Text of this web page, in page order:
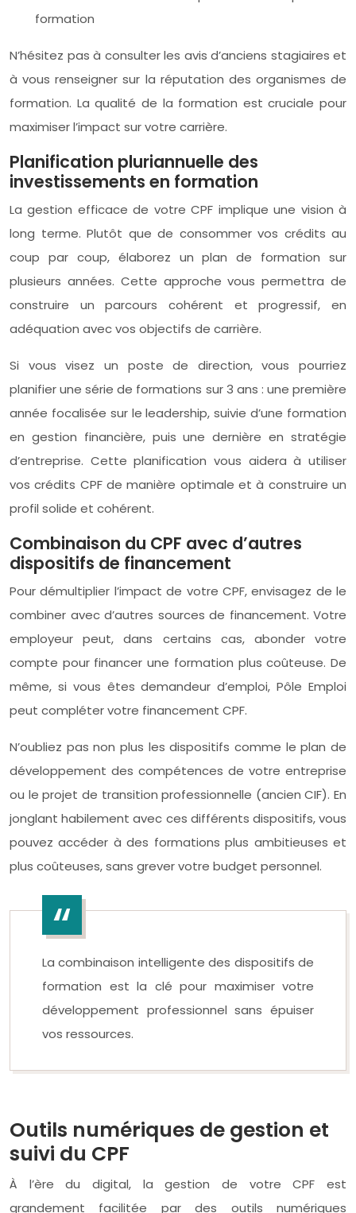
formation
N’hésitez pas à consulter les avis d’anciens stagiaires et
à vous renseigner sur la réputation des organismes de
formation. La qualité de la formation est cruciale pour
maximiser l’impact sur votre carrière.
Planification pluriannuelle des
investissements en formation
La gestion efficace de votre CPF implique une vision à
long terme. Plutôt que de consommer vos crédits au
coup par coup, élaborez un plan de formation sur
plusieurs années. Cette approche vous permettra de
construire un parcours cohérent et progressif, en
adéquation avec vos objectifs de carrière.
Si vous visez un poste de direction, vous pourriez
planifier une série de formations sur 3 ans : une première
année focalisée sur le leadership, suivie d’une formation
en gestion financière, puis une dernière en stratégie
d’entreprise. Cette planification vous aidera à utiliser
vos crédits CPF de manière optimale et à construire un
profil solide et cohérent.
Combinaison du CPF avec d’autres
dispositifs de financement
Pour démultiplier l’impact de votre CPF, envisagez de le
combiner avec d’autres sources de financement. Votre
employeur peut, dans certains cas, abonder votre
compte pour financer une formation plus coûteuse. De
même, si vous êtes demandeur d’emploi, Pôle Emploi
peut compléter votre financement CPF.
N’oubliez pas non plus les dispositifs comme le plan de
développement des compétences de votre entreprise
ou le projet de transition professionnelle (ancien CIF). En
jonglant habilement avec ces différents dispositifs, vous
pouvez accéder à des formations plus ambitieuses et
plus coûteuses, sans grever votre budget personnel.
La combinaison intelligente des dispositifs de
formation est la clé pour maximiser votre
développement professionnel sans épuiser
vos ressources.
Outils numériques de gestion et
suivi du CPF
À l’ère du digital, la gestion de votre CPF est
grandement facilitée par des outils numériques